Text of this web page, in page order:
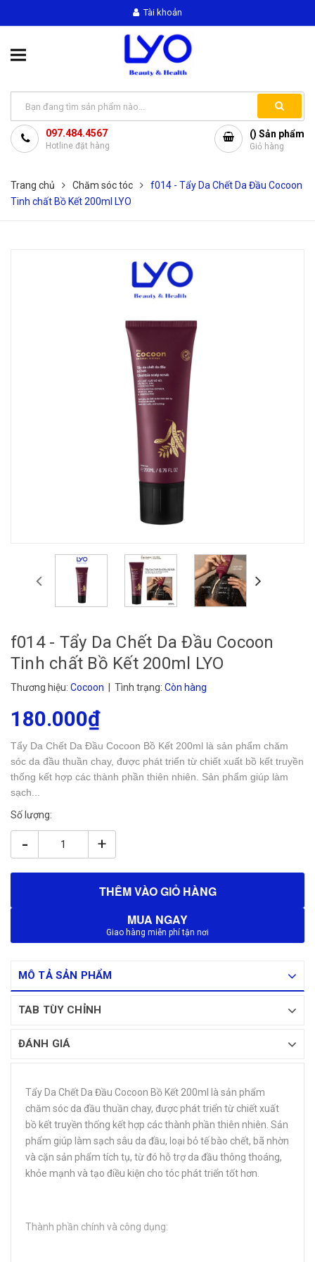
Tài khoản
097.484.4567
Hotline đặt hàng
() Sản phẩm
Giỏ hàng
Trang chủ Chăm sóc tóc
f014 - Tẩy Da Chết Da Đầu Cocoon
Tinh chất Bồ Kết 200ml LYO
f014 - Tẩy Da Chết Da Đầu Cocoon
Tinh chất Bồ Kết 200ml LYO
Thương hiệu: Cocoon | Tình trạng: Còn hàng
180.000₫
Tẩy Da Chết Da Đầu Cocoon Bồ Kết 200ml là sản phẩm chăm
sóc da đầu thuần chay, được phát triển từ chiết xuất bồ kết truyền
thống kết hợp các thành phần thiên nhiên. Sản phẩm giúp làm
sạch...
Số lượng:
- +
THÊM VÀO GIỎ HÀNG
MUA NGAY
Giao hàng miễn phí tận nơi
MÔ TẢ SẢN PHẨM
TAB TÙY CHỈNH
ĐÁNH GIÁ
Tẩy Da Chết Da Đầu Cocoon Bồ Kết 200ml là sản phẩm
chăm sóc da đầu thuần chay, được phát triển từ chiết xuất
bồ kết truyền thống kết hợp các thành phần thiên nhiên. Sản
phẩm giúp làm sạch sâu da đầu, loại bỏ tế bào chết, bã nhờn
và cặn sản phẩm tích tụ, từ đó hỗ trợ da đầu thông thoáng,
khỏe mạnh và tạo điều kiện cho tóc phát triển tốt hơn.
Thành phần chính và công dụng: